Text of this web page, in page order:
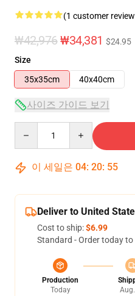
(1 customer
₩42,976₩34,381 $24.95
Size
35x35cm
40x40cm
사이즈 가이드 보기
이 세일은 04: 20: 54
Deliver to United
Cost to ship:$6.99
Standard - Order today to
Production
Today